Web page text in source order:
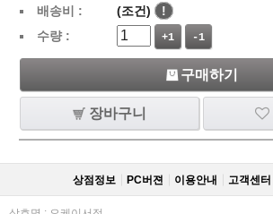
배송비 :
(조건)
!
수량 :
+1 -1
구매하기
장바구니
상점정보 PC버젼 이용안내 고객센터